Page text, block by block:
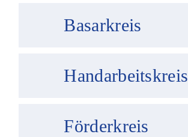
Basarkreis
Handarbeitskreis
Förderkreis